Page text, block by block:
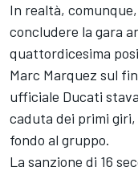
In realtà,
concludere la gara
quattordicesima
Marc Marquez sul
ufficiale Ducati
caduta dei primi
fondo al gruppo.
La sanzione di 16